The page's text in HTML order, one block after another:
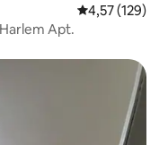
4,57 av 5 i
4,57 (129)
Apt.